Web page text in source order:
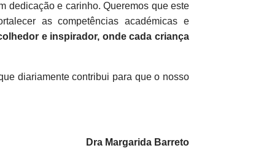
dedicação e carinho. Queremos que este
as competências académicas e
e inspirador, onde cada criança
diariamente contribui para que o nosso
Dra Margarida Barreto